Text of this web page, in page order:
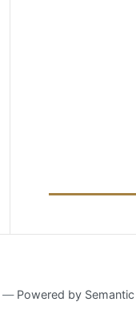
― Powered by